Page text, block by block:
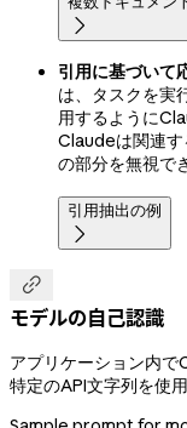

引用に基づいて
は、タスクを実
用するように
Claudeは関連す
の部分を無視で
引用抽出の例


モデルの自己認識
アプリケーション内で
特定のAPI文字列を使